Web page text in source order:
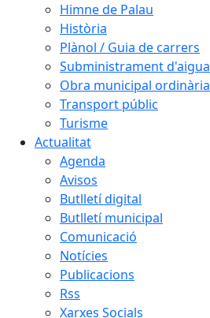
Himne de Palau
Història
Plànol / Guia de carrers
Subministrament d'aigua
Obra municipal ordinària
Transport públic
Turisme
Actualitat
Agenda
Avisos
Butlletí digital
Butlletí municipal
Comunicació
Notícies
Publicacions
Rss
Xarxes Socials